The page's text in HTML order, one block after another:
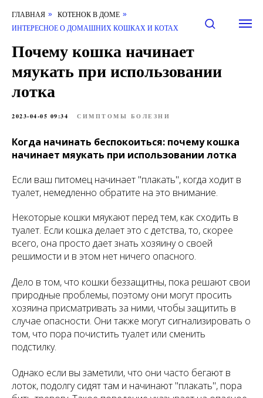
ГЛАВНАЯ » КОТЕНОК В ДОМЕ »
ИНТЕРЕСНОЕ О ДОМАШНИХ КОШКАХ И КОТАХ
Почему кошка начинает
мяукать при использовании
лотка
2023-04-05 09:34 СИМПТОМЫ БОЛЕЗНИ
Когда начинать беспокоиться: почему кошка
начинает мяукать при использовании лотка
Если ваш питомец начинает "плакать", когда ходит в
туалет, немедленно обратите на это внимание.
Некоторые кошки мяукают перед тем, как сходить в
туалет. Если кошка делает это с детства, то, скорее
всего, она просто дает знать хозяину о своей
решимости и в этом нет ничего опасного.
Дело в том, что кошки беззащитны, пока решают свои
природные проблемы, поэтому они могут просить
хозяина присматривать за ними, чтобы защитить в
случае опасности. Они также могут сигнализировать о
том, что пора почистить туалет или сменить
подстилку.
Однако если вы заметили, что они часто бегают в
лоток, подолгу сидят там и начинают "плакать", пора